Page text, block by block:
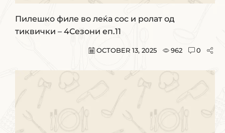
Пилешко филе во леќа сос и ролат од
тиквички – 4Сезони еп.11
OCTOBER 13, 2025 962 0